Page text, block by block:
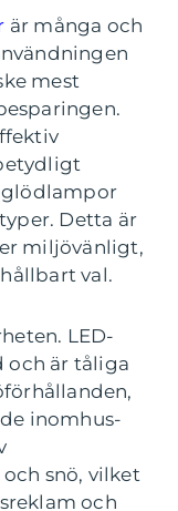
är många och
mest
Detta är
miljövänligt,
val.
LED-
och är tåliga
inomhus-
snö, vilket
och